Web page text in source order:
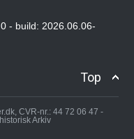
- build: 2026.06.06-
Top
CVR-nr.: 44 72 06 47 -
Arkiv